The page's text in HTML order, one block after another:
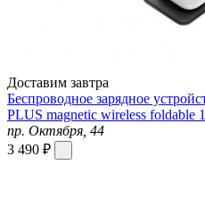
Доставим завтра
Беспроводное зарядное
PLUS magnetic wireless foldable
пр. Октября, 44
3 490 ₽